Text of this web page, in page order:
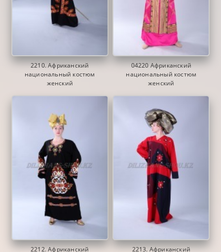
2210. Африканский
национальный костюм
женский
04220 Африканский
национальный костюм
женский
2212. Африканский
2213. Африканский